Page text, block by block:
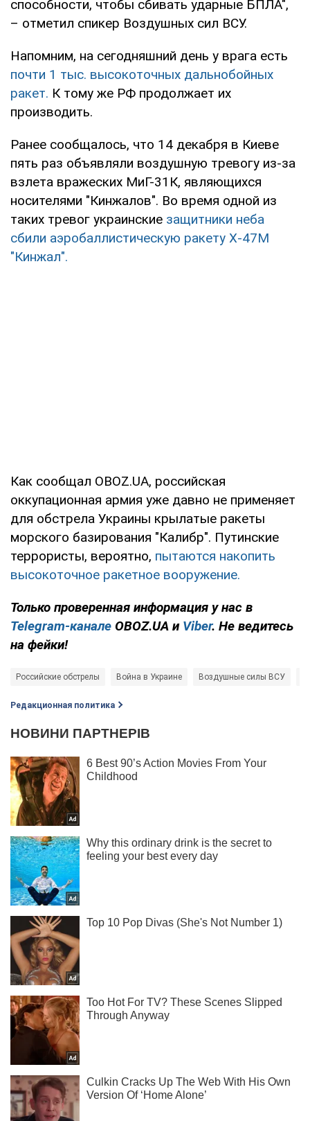
способности, чтобы сбивать ударные БПЛА",
– отметил спикер Воздушных сил ВСУ.
Напомним, на сегодняшний день у врага есть
почти 1 тыс. высокоточных дальнобойных
ракет. К тому же РФ продолжает их
производить.
Ранее сообщалось, что 14 декабря в Киеве
пять раз объявляли воздушную тревогу из-за
взлета вражеских МиГ-31К, являющихся
носителями "Кинжалов". Во время одной из
таких тревог украинские защитники неба
сбили аэробаллистическую ракету Х-47М
"Кинжал".
Как сообщал OBOZ.UA, российская
оккупационная армия уже давно не применяет
для обстрела Украины крылатые ракеты
морского базирования "Калибр". Путинские
террористы, вероятно, пытаются накопить
высокоточное ракетное вооружение.
Только проверенная информация у нас в
Telegram-канале OBOZ.UA и Viber. Не ведитесь
на фейки!
Российские обстрелы Война в Украине Воздушные силы ВСУ
Редакционная политика